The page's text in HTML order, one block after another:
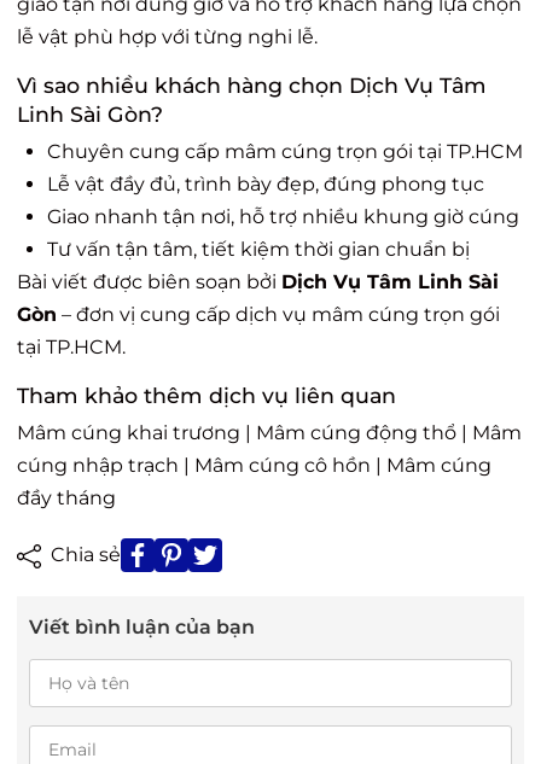
lễ vật phù hợp với từng nghi lễ.
Vì sao nhiều khách hàng chọn Dịch Vụ Tâm
Linh Sài Gòn?
Chuyên cung cấp mâm cúng trọn gói tại TP.HCM
Lễ vật đầy đủ, trình bày đẹp, đúng phong tục
Giao nhanh tận nơi, hỗ trợ nhiều khung giờ cúng
Tư vấn tận tâm, tiết kiệm thời gian chuẩn bị
Bài viết được biên soạn bởi Dịch Vụ Tâm Linh Sài
Gòn – đơn vị cung cấp dịch vụ mâm cúng trọn gói
tại TP.HCM.
Tham khảo thêm dịch vụ liên quan
Mâm cúng khai trương | Mâm cúng động thổ | Mâm
cúng nhập trạch | Mâm cúng cô hồn | Mâm cúng
đầy tháng
Chia sẻ
Viết bình luận của bạn